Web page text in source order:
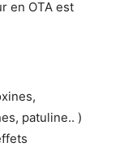
en OTA est
patuline.. )